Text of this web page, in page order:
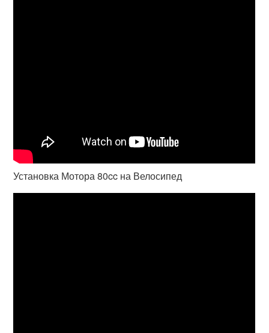
Установка Мотора 80cc на Велосипед